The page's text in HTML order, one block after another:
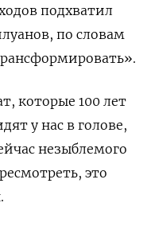
подхватил
по словам
которые 100 лет
у нас в голове,
незыблемого
это